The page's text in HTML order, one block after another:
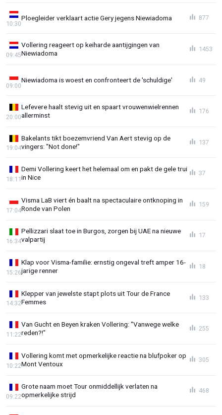
Ploegleider verklaart actie Gery jegens Niewiadoma
10:30
877
Vollering reageert op keiharde aantijgingen van
Niewiadoma
09:45
1453
Niewiadoma is woest en confronteert de 'schuldige'
09:00
49
Lefevere haalt stevig uit en spaart vrouwenwielrennen
allerminst
20:00
176
Bakelants tikt boezemvriend Van Aert stevig op de
vingers: "Not done!"
19:04
137
Demi Vollering keert het helemaal om en pakt de gele trui
in Nice
18:11
37
Visma LaB viert én baalt na spectaculaire ontknoping in
Ronde van Polen
17:04
159
Pellizzari slaat toe in Burgos, zorgen bij UAE na nieuwe
valpartij
16:34
17
Klap voor Visma-familie: ernstig ongeval treft amper 16-
jarige renner
15:26
18
Klepper van jewelste stapt plots uit Tour de France
Femmes
14:32
133
Van Gucht en Beyen kraken Vollering: "Vanwege welke
reden?!"
11:22
255
Vollering komt met opmerkelijke reactie na blufpoker op
Mont Ventoux
10:22
305
Grote naam moet Tour onmiddellijk verlaten na
opmerkelijke strijd
09:22
468